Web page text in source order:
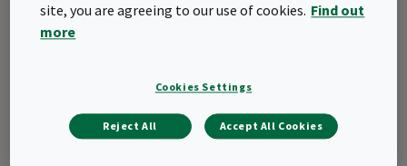
À propos de Camfil
Signalement d’abus
Filtration moléculaire
site, you are agreeing to our use of cookies. Find out
more
Cookies Settings
Reject All Accept All Cookies